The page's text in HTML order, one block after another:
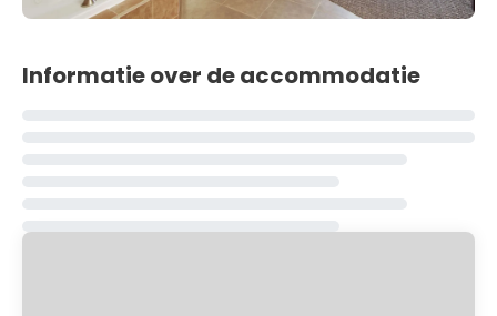
Informatie over de accommodatie